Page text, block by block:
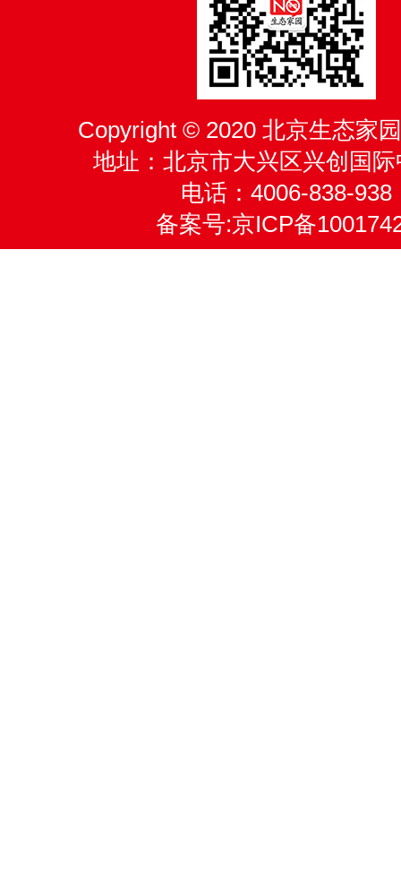
Copyright © 2020 北京生态家
地址：北京市大兴区兴创国
电话：4006-838-938
备案号:京ICP备